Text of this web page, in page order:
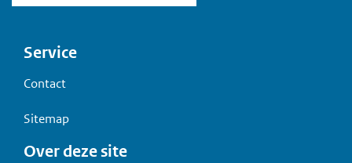
Voet
Service
Contact
Sitemap
Over deze site